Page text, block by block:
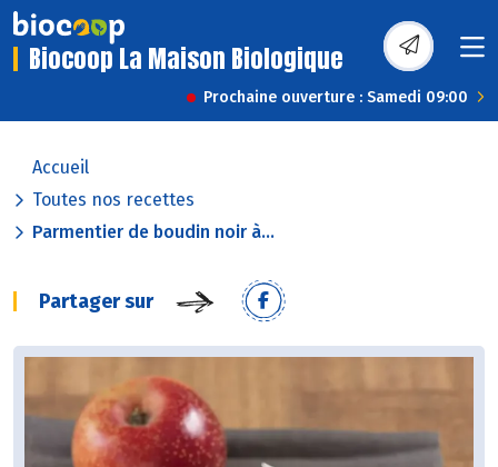
Biocoop La Maison Biologique
Prochaine ouverture : Samedi 09:00
Accueil
Toutes nos recettes
Parmentier de boudin noir à...
Partager sur